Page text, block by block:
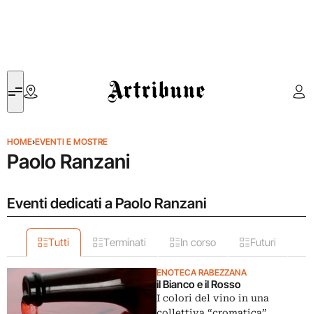
Artribune
HOME›EVENTI E MOSTRE
Paolo Ranzani
Eventi dedicati a Paolo Ranzani
Tutti Terminati In corso Futuri
ENOTECA RABEZZANA
il Bianco e il Rosso
I colori del vino in una